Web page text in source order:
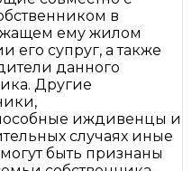
в
ему жилом
его супруг, а также
данного
Другие
иждивенцы и
случаях иные
быть признаны